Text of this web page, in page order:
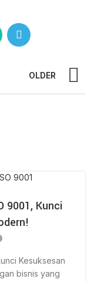
OLDER
9001, Kunci
Kesuksesan
bisnis yang